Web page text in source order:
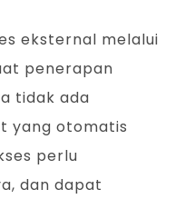
eksternal melalui
penerapan
tidak ada
yang otomatis
perlu
dan dapat